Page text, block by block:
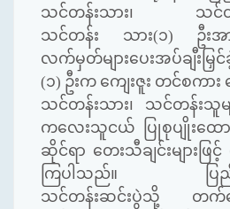
သင်တန်းသား၊ သင်တန်
သင်တန်း သား(၁) ဦးအ
လက်မှတ်များပေးအပ်ချီးမ
(၁) ဦးက ကျေးဇူး တင်စကား
သင်တန်းသား၊ သင်တန်းသူမ
ကလေးသူငယ် ပြုစုပျိုးထောင်
ဆိုင်ရာ တေးသီချင်းများဖြ
ကြပါသည်။ ပြည်ထေ
သင်တန်းဆင်းပွဲသို့ တက်ရ